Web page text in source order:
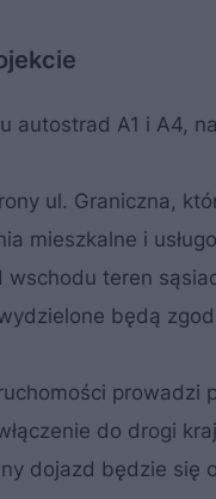
autostrad A1 i A4,
ul. Graniczna,
mieszkalne i
wschodu teren
będą
do drogi
dojazd będzie się